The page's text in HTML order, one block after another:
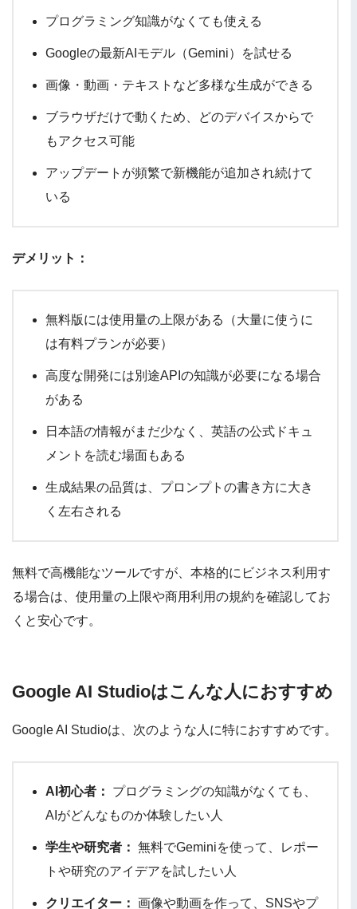
プログラミング知識がなくても使える
Googleの最新AIモデル（Gemini）を試せる
画像・動画・テキストなど多様な生成ができる
ブラウザだけで動くため、どのデバイスからで
もアクセス可能
アップデートが頻繁で新機能が追加され続けて
いる
デメリット：
無料版には使用量の上限がある（大量に使うに
は有料プランが必要）
高度な開発には別途APIの知識が必要になる場合
がある
日本語の情報がまだ少なく、英語の公式ドキュ
メントを読む場面もある
生成結果の品質は、プロンプトの書き方に大き
く左右される
無料で高機能なツールですが、本格的にビジネス利用す
る場合は、使用量の上限や商用利用の規約を確認してお
くと安心です。
Google AI Studioはこんな人におすすめ
Google AI Studioは、次のような人に特におすすめです。
AI初心者：
プログラミングの知識がなくても、
AIがどんなものか体験したい人
学生や研究者： 無料でGeminiを使って、レポー
トや研究のアイデアを試したい人
クリエイター： 画像や動画を作って、SNSやプ